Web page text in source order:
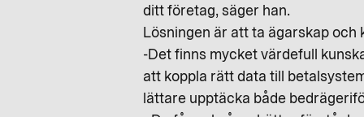
ditt företag, säger han.
Lösningen är att ta ägarskap
-Det finns mycket värdefull
att koppla rätt data till
lättare upptäcka både